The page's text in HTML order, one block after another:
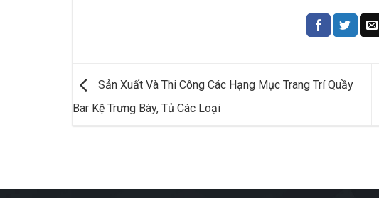
Sản Xuất Và Thi Công Các Hạng Mục Trang Trí Quầy
Bar Kệ Trưng Bày, Tủ Các Loại